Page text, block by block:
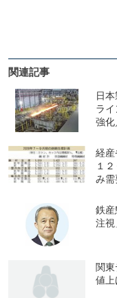
関連記事
日
ラ
強
経
１
み
鉄
注視
関
値